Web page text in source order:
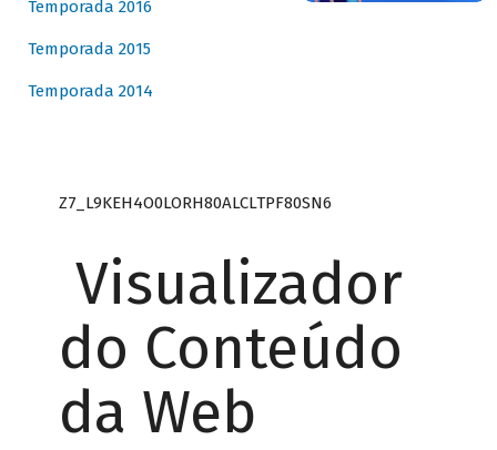
Temporada 2016
Temporada 2015
Temporada 2014
Z7_L9KEH4O0LORH80ALCLTPF80SN6
Visualizador
do Conteúdo
da Web